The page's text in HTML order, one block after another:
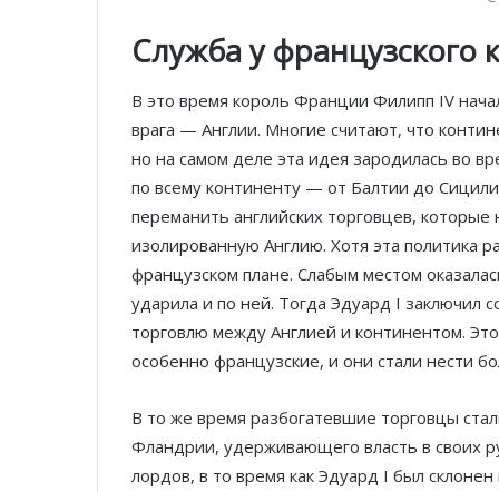
Служба у французского
В это время король Франции Филипп IV
врага — Англии. Многие считают, что
но на самом деле эта идея зародилась во
по всему континенту — от Балтии до
переманить английских торговцев,
изолированную Англию. Хотя эта политика
французском плане. Слабым местом
ударила и по ней. Тогда Эдуард I заключил
торговлю между Англией и континентом.
особенно французские, и они стали нести
В то же время разбогатевшие торговцы
Фландрии, удерживающего власть в своих
лордов, в то время как Эдуард I был